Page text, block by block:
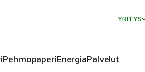
YRITYS
PehmopaperiEnergiaPalvelut